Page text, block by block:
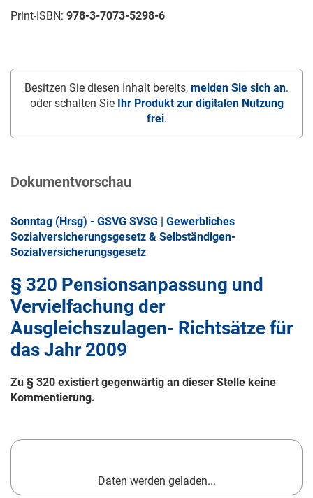
Print-ISBN: 978-3-7073-5298-6
Besitzen Sie diesen Inhalt bereits, melden Sie sich an.
oder schalten Sie
Ihr Produkt zur digitalen Nutzung
frei.
Dokumentvorschau
Sonntag (Hrsg) - GSVG SVSG | Gewerbliches
Sozialversicherungsgesetz & Selbständigen-
Sozialversicherungsgesetz
§ 320 Pensionsanpassung und
Vervielfachung der
Ausgleichszulagen- Richtsätze für
das Jahr 2009
Zu § 320 existiert gegenwärtig an dieser Stelle keine
Kommentierung.
Daten werden geladen...